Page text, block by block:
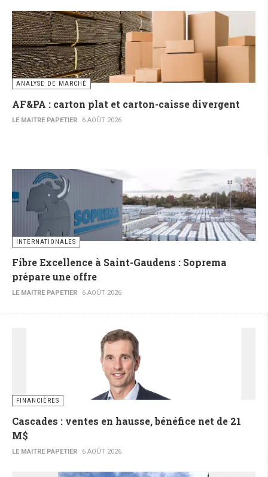
ANALYSE DE MARCHÉ
AF&PA : carton plat et carton-caisse divergent
LE MAITRE PAPETIER 6 AOÛT 2026
INTERNATIONALES
Fibre Excellence à Saint-Gaudens : Soprema
prépare une offre
LE MAITRE PAPETIER 6 AOÛT 2026
FINANCIÈRES
Cascades : ventes en hausse, bénéfice net de 21
M$
LE MAITRE PAPETIER 6 AOÛT 2026